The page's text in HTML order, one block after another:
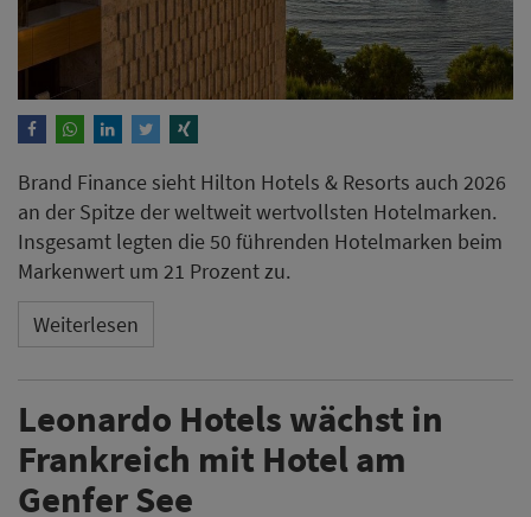
Brand Finance sieht Hilton Hotels & Resorts auch 2026
an der Spitze der weltweit wertvollsten Hotelmarken.
Insgesamt legten die 50 führenden Hotelmarken beim
Markenwert um 21 Prozent zu.
Weiterlesen
Leonardo Hotels wächst in
Frankreich mit Hotel am
Genfer See